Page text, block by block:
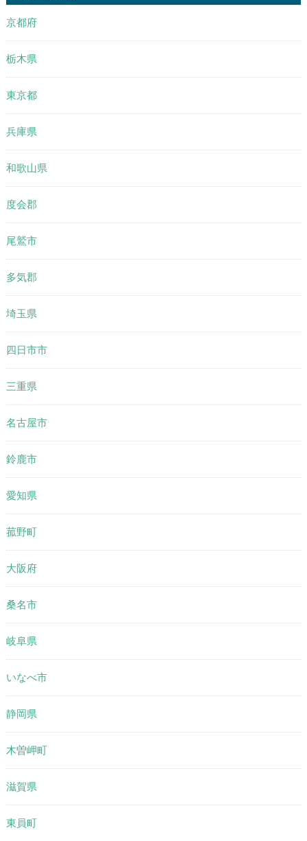
京都府
栃木県
東京都
兵庫県
和歌山県
度会郡
尾鷲市
多気郡
埼玉県
四日市市
三重県
名古屋市
鈴鹿市
愛知県
菰野町
大阪府
桑名市
岐阜県
いなべ市
静岡県
木曽岬町
滋賀県
東員町